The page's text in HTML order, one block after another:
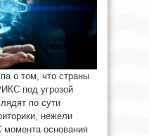
о том, что страны
под угрозой
по сути
нежели
момента основания